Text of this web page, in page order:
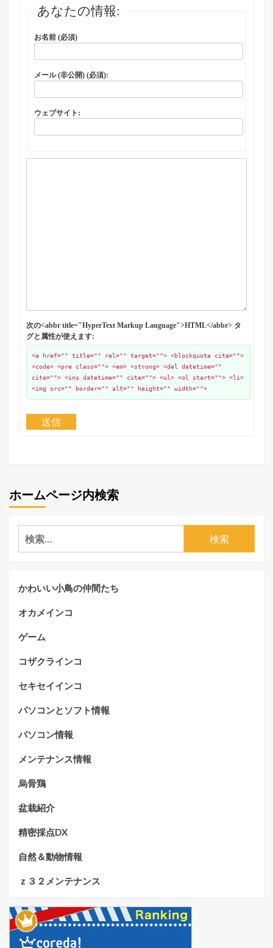
あなたの情報:
お名前 (必須)
メール (非公開) (必須):
ウェブサイト:
次の<abbr title="HyperText Markup Language">HTML</abbr> タ
グと属性が使えます:
<a href="" title="" rel="" target=""> <blockquote cite="">
<code> <pre class=""> <em> <strong> <del datetime=""
cite=""> <ins datetime="" cite=""> <ul> <ol start=""> <li>
<img src="" border="" alt="" height="" width="">
送信
ホームページ内検索
検
索:
かわいい小鳥の仲間たち
オカメインコ
ゲーム
コザクラインコ
セキセイインコ
パソコンとソフト情報
パソコン情報
メンテナンス情報
烏骨鶏
盆栽紹介
精密採点DX
自然＆動物情報
ｚ３２メンテナンス